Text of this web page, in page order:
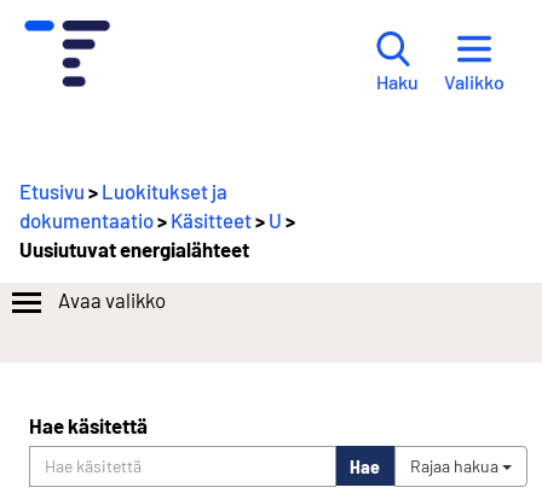
Haku Valikko
Etusivu > Luokitukset ja
dokumentaatio> Käsitteet> U >
Uusiutuvat energialähteet
Avaa valikko
Hae käsitettä
Hae Rajaa hakua